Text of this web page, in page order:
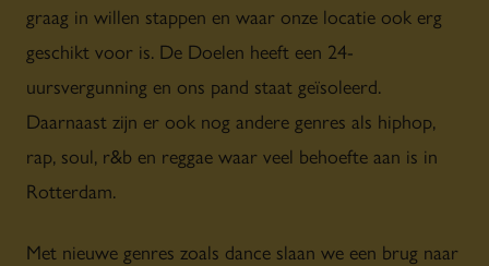
graag in willen stappen en waar onze locatie ook erg
geschikt voor is. De Doelen heeft een 24-
uursvergunning en ons pand staat geïsoleerd.
Daarnaast zijn er ook nog andere genres als hiphop,
rap, soul, r&b en reggae waar veel behoefte aan is in
Rotterdam.
Met nieuwe genres zoals dance slaan we een brug naar